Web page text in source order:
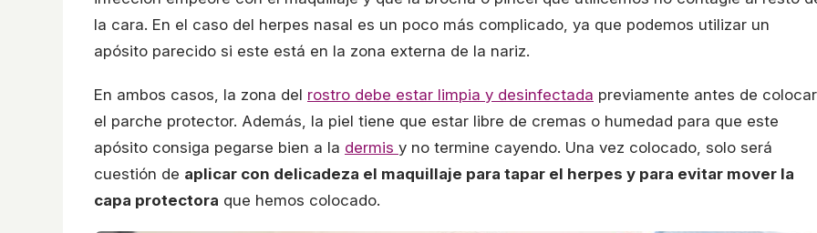
la cara. En el caso del herpes nasal es un poco más complicado, ya que podemos utilizar un
apósito parecido si este está en la zona externa de la nariz.
En ambos casos, la zona del rostro debe estar limpia y desinfectada previamente antes de colocar
el parche protector. Además, la piel tiene que estar libre de cremas o humedad para que este
apósito consiga pegarse bien a la dermis y no termine cayendo. Una vez colocado, solo será
cuestión de aplicar con delicadeza el maquillaje para tapar el herpes y para evitar mover la
capa protectora que hemos colocado.